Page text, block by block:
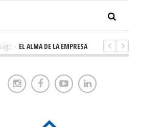
- EL ALMA DE LA EMPRESA FAMILIAR 1 month ago